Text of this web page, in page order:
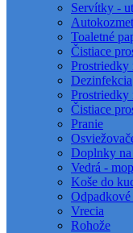
Servítky -
Toaletné
Čistiace
Prostriedky
Dezinfekcia
Prostriedky
Čistiace
Pranie
Doplnky
Vedrá -
Koše do
Vrecia
Rohože